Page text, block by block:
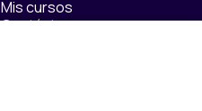
Mis cursos
Contáctanos​